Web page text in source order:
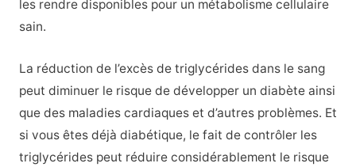
les rendre disponibles pour un métabolisme cellulaire
sain.
La réduction de l’excès de triglycérides dans le sang
peut diminuer le risque de développer un diabète ainsi
que des maladies cardiaques et d’autres problèmes. Et
si vous êtes déjà diabétique, le fait de contrôler les
triglycérides peut réduire considérablement le risque